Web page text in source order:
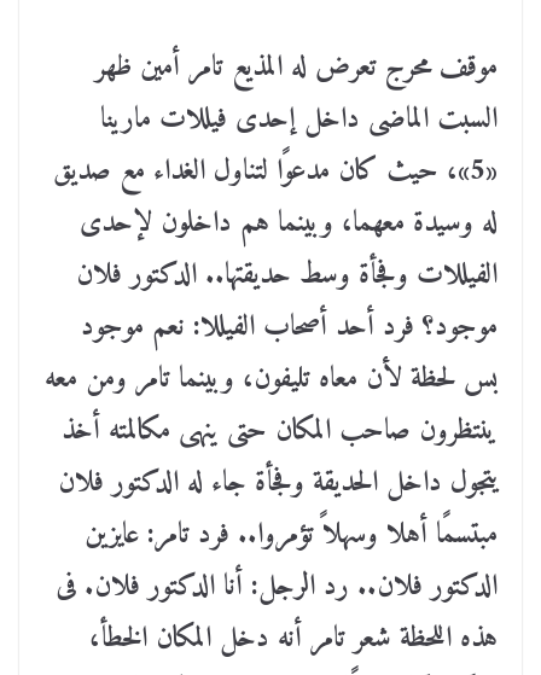
موقف محرج تعرض له المذيع تامر أمين ظهر
السبت الماضى داخل إحدى فيللات مارينا
«5»، حيث كان مدعوًا لتناول الغداء مع صديق
له وسيدة معهما، وبينما هم داخلون لإحدى
الفيللات وفجأة وسط حديقتها.. الدكتور فلان
موجود؟ فرد أحد أصحاب الفيللا: نعم موجود
بس لحظة لأن معاه تليفون، وبينما تامر ومن معه
ينتظرون صاحب المكان حتى ينهى مكالمته أخذ
يتجول داخل الحديقة وفجأة جاء له الدكتور فلان
مبتسمًا أهلا وسهلاً تؤمروا.. فرد تامر: عايزين
الدكتور فلان.. رد الرجل: أنا الدكتور فلان. فى
هذه اللحظة شعر تامر أنه دخل المكان الخطأ،